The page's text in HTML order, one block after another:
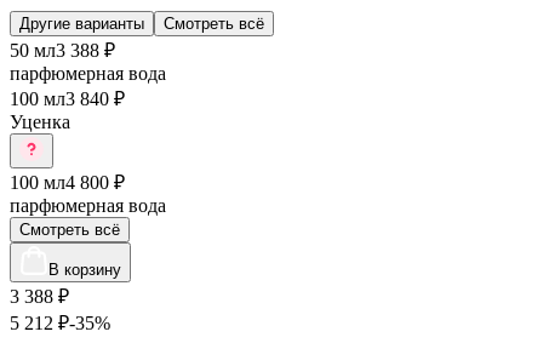
Другие варианты Смотреть всё
50 мл3 388 ₽
парфюмерная вода
100 мл3 840 ₽
Уценка
100 мл4 800 ₽
парфюмерная вода
Смотреть всё
В корзину
3 388 ₽
5 212 ₽-35%